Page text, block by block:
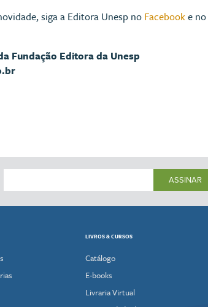
siga a Editora Unesp no Facebooke no
Fundação Editora da Unesp
ASSINAR
LIVROS & CURSOS
Catálogo
E-books
Livraria Virtual